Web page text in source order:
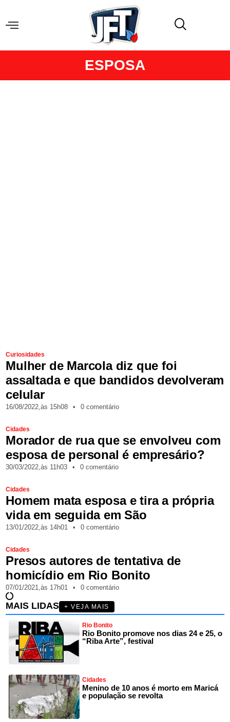
ESPOSA
Curiosidades
Mulher de Marcola diz que foi
assaltada e que bandidos devolveram
celular
16/08/2022,às 15h08 • 0 comentário
Cidades
Morador de rua que se envolveu com
esposa de personal é empresário?
30/03/2022,às 11h03 • 0 comentário
Cidades
Homem mata esposa e tira a própria
vida em seguida em São
13/01/2022,às 14h01 • 0 comentário
Cidades
Presos autores de tentativa de
homicídio em Rio Bonito
07/01/2021,às 17h01 • 0 comentário
MAIS LIDAS + VEJA MAIS
Rio Bonito
Rio Bonito promove nos dias 24 e 25, o
“Riba Arte”, festival
Cidades
Menino de 10 anos é morto em Maricá
e população se revolta